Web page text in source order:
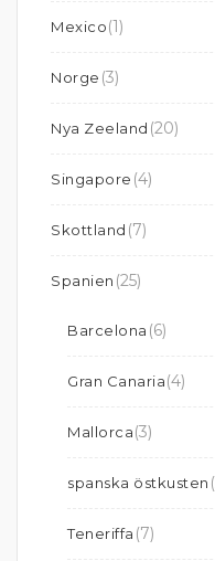
Mexico(1)
Norge (3)
Nya Zeeland (20)
Singapore (4)
Skottland (7)
Spanien (25)
Barcelona (6)
Gran Canaria(4)
Mallorca(3)
spanska östkusten
Teneriffa (7)